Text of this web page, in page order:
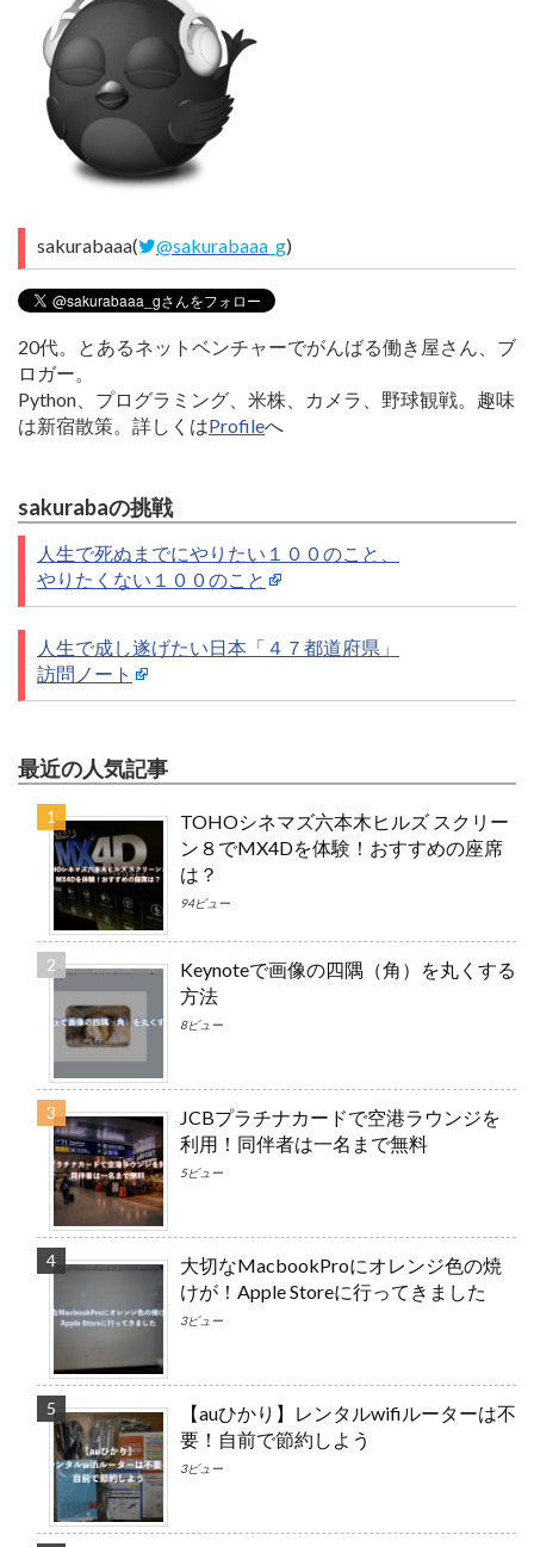
sakurabaaa( @sakurabaaa_g)
20代。とあるネットベンチャーでがんばる働き屋さん、ブ
ロガー。
Python、プログラミング、米株、カメラ、野球観戦。趣味
は新宿散策。詳しくはProfileへ
sakurabaの挑戦
人生で死ぬまでにやりたい１００のこと、
やりたくない１００のこと
人生で成し遂げたい日本「４７都道府県」
訪問ノート
最近の人気記事
TOHOシネマズ六本木ヒルズ スクリー
ン８でMX4Dを体験！おすすめの座席
は？
94ビュー
Keynoteで画像の四隅（角）を丸くする
方法
8ビュー
JCBプラチナカードで空港ラウンジを
利用！同伴者は一名まで無料
5ビュー
大切なMacbookProにオレンジ色の焼
けが！Apple Storeに行ってきました
3ビュー
【auひかり】レンタルwifiルーターは不
要！自前で節約しよう
3ビュー